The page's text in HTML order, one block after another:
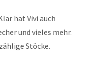
hat Vivi auch
und vieles mehr.
Stöcke.